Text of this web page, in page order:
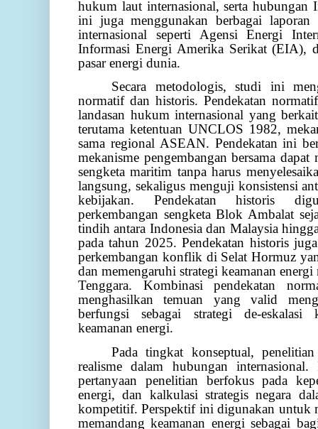
hukum laut internasional, serta hubungan
ini juga menggunakan berbagai
internasional seperti Agensi Energi
Informasi Energi Amerika Serikat (EIA),
pasar energi dunia.
Secara metodologis, studi ini
normatif dan historis. Pendekatan
landasan hukum internasional yang
terutama ketentuan UNCLOS 1982,
sama regional ASEAN. Pendekatan ini
mekanisme pengembangan bersama
sengketa maritim tanpa harus
langsung, sekaligus menguji konsistensi
kebijakan. Pendekatan historis
perkembangan sengketa Blok Ambalat
tindih antara Indonesia dan Malaysia
pada tahun 2025. Pendekatan historis
perkembangan konflik di Selat Hormuz
dan memengaruhi strategi keamanan
Tenggara. Kombinasi pendekatan
menghasilkan temuan yang valid
berfungsi sebagai strategi de-
keamanan energi.
Pada tingkat konseptual,
realisme dalam hubungan
pertanyaan penelitian berfokus pada
energi, dan kalkulasi strategis negara
kompetitif. Perspektif ini digunakan untuk
memandang keamanan energi sebagai